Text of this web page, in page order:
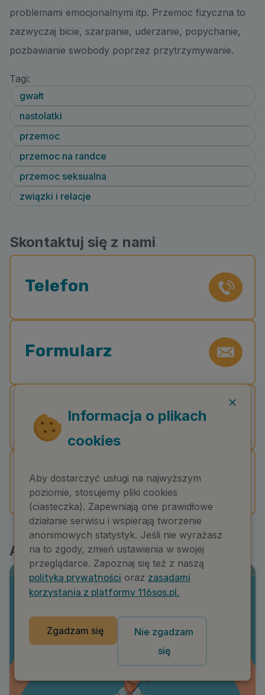
problemami emocjonalnymi itp. Przemoc fizyczna to
zazwyczaj bicie, szarpanie, uderzanie, popychanie,
pozbawianie swobody poprzez przytrzymywanie.
Tagi:
gwałt
nastolatki
przemoc
przemoc na randce
przemoc seksualna
związki i relacje
Skontaktuj się z nami
Telefon
Formularz
Czat
Ośrodki pomocowe
Artykuły o podobnej tematyce
Informacja o plikach
cookies
Aby dostarczyć usługi na najwyższym
poziomie, stosujemy pliki cookies
(ciasteczka). Zapewniają one prawidłowe
działanie serwisu i wspierają tworzenie
anonimowych statystyk. Jeśli nie wyrażasz
na to zgody, zmień ustawienia w swojej
przeglądarce. Zapoznaj się też z naszą
polityką prywatności oraz zasadami
korzystania z platformy 116sos.pl.
Zgadzam się
Nie zgadzam
się